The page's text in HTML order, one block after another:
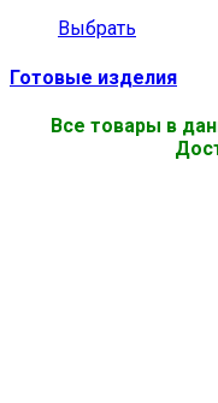
Выбрать
Готовые изделия
Все товары в